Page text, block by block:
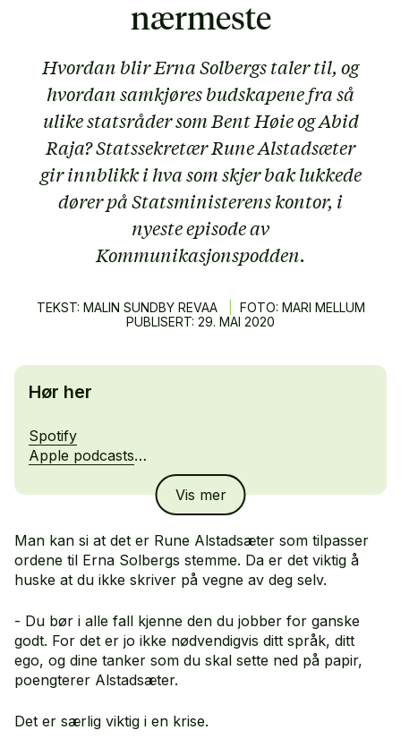
nærmeste
Hvordan blir Erna Solbergs taler til, og
hvordan samkjøres budskapene fra så
ulike statsråder som Bent Høie og Abid
Raja? Statssekretær Rune Alstadsæter
gir innblikk i hva som skjer bak lukkede
dører på Statsministerens kontor, i
nyeste episode av
Kommunikasjonspodden.
TEKST: MALIN SUNDBY REVAA
FOTO: MARI MELLUM
PUBLISERT: 29. MAI 2020
Hør her
Spotify
Apple podcasts
Vis mer
Man kan si at det er Rune Alstadsæter som tilpasser
ordene til Erna Solbergs stemme. Da er det viktig å
huske at du ikke skriver på vegne av deg selv.
- Du bør i alle fall kjenne den du jobber for ganske
godt. For det er jo ikke nødvendigvis ditt språk, ditt
ego, og dine tanker som du skal sette ned på papir,
poengterer Alstadsæter.
Det er særlig viktig i en krise.